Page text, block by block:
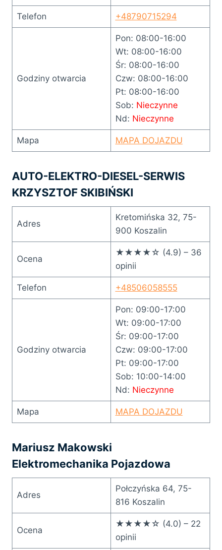
Telefon +48790715294
Godziny otwarcia
Pon: 08:00-16:00
Wt: 08:00-16:00
Śr: 08:00-16:00
Czw: 08:00-16:00
Pt: 08:00-16:00
Sob: Nieczynne
Nd: Nieczynne
Mapa MAPA DOJAZDU
AUTO-­ELEKTRO-­DIESEL-­SERWIS
KRZYSZTOF SKIBIŃSKI
Adres
Kretomińska 32, 75-
900 Koszalin
Ocena
★★★★☆ (4.9) – 36
opinii
Telefon +48506058555
Godziny otwarcia
Pon: 09:00-17:00
Wt: 09:00-17:00
Śr: 09:00-17:00
Czw: 09:00-17:00
Pt: 09:00-17:00
Sob: 10:00-14:00
Nd: Nieczynne
Mapa MAPA DOJAZDU
Mariusz Makowski
Elektromechanika Pojazdowa
Adres
Połczyńska 64, 75-
816 Koszalin
Ocena
★★★★☆ (4.0) – 22
opinii